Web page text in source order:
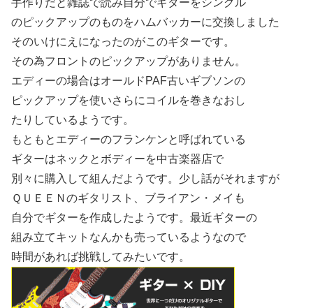
手作りだと雑誌で読み自分でギターをシングル
のピックアップのものをハムバッカーに交換しました
そのいけにえになったのがこのギターです。
その為フロントのピックアップがありません。
エディーの場合はオールドPAF古いギブソンの
ピックアップを使いさらにコイルを巻きなおし
たりしているようです。
もともとエディーのフランケンと呼ばれている
ギターはネックとボディーを中古楽器店で
別々に購入して組んだようです。少し話がそれますが
ＱＵＥＥＮのギタリスト、ブライアン・メイも
自分でギターを作成したようです。最近ギターの
組み立てキットなんかも売っているようなので
時間があれば挑戦してみたいです。